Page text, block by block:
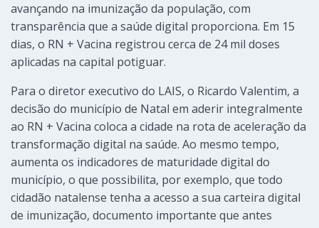
avançando na imunização da população, com
transparência que a saúde digital proporciona. Em 15
dias, o RN + Vacina registrou cerca de 24 mil doses
aplicadas na capital potiguar.
Para o diretor executivo do LAIS, o Ricardo Valentim, a
decisão do município de Natal em aderir integralmente
ao RN + Vacina coloca a cidade na rota de aceleração da
transformação digital na saúde. Ao mesmo tempo,
aumenta os indicadores de maturidade digital do
município, o que possibilita, por exemplo, que todo
cidadão natalense tenha a acesso a sua carteira digital
de imunização, documento importante que antes